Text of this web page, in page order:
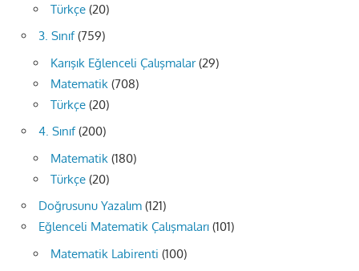
Türkçe (20)
3. Sınıf(759)
Karışık Eğlenceli Çalışmalar(29)
Matematik (708)
Türkçe (20)
4. Sınıf(200)
Matematik (180)
Türkçe (20)
Doğrusunu Yazalım (121)
Eğlenceli Matematik Çalışmaları (101)
Matematik Labirenti (100)